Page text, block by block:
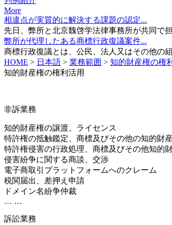
More
相違点が実質的に解決する課題の認定...
先日、弊所と北京魏啓学法律事務所が共同で
弊所が代理したある商標行政復議案件...
商標行政復議とは、公民、法人又はその他の
HOME > 日本語 > 業務範囲 > 知的財産権の権
知的財産権の権利活用
非訴業務
知的財産権の譲渡、ライセンス
特許権の抵触鑑定、商標及びその他の知的財
特許権侵害の行政処理、商標及びその他知的
侵害紛争に関する商談、交涉
電子商取引プラットフォームへのクレーム
税関届出、差押え申請
ドメイン名紛争仲裁
… …
訴訟業務